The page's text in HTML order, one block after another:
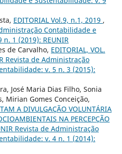
EDITORIAL Vol.9, n.1, 2019 ,
Contabilidade e
1 (2019): REUNIR
de Carvalho, EDITORIAL, VOL.
Revista de Administração
v. 5 n. 3 (2015):
José Maria Dias Filho, Sonia
Mirian Gomes Conceição,
A DIVULGAÇÃO VOLUNTÁRIA
NA PERCEPÇÃO
Revista de Administração
v. 4 n. 1 (2014):